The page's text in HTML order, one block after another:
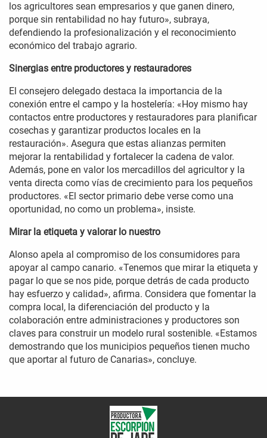
los agricultores sean empresarios y que ganen dinero,
porque sin rentabilidad no hay futuro», subraya,
defendiendo la profesionalización y el reconocimiento
económico del trabajo agrario.
Sinergias entre productores y restauradores
El consejero delegado destaca la importancia de la
conexión entre el campo y la hostelería: «Hoy mismo hay
contactos entre productores y restauradores para planificar
cosechas y garantizar productos locales en la
restauración». Asegura que estas alianzas permiten
mejorar la rentabilidad y fortalecer la cadena de valor.
Además, pone en valor los mercadillos del agricultor y la
venta directa como vías de crecimiento para los pequeños
productores. «El sector primario debe verse como una
oportunidad, no como un problema», insiste.
Mirar la etiqueta y valorar lo nuestro
Alonso apela al compromiso de los consumidores para
apoyar al campo canario. «Tenemos que mirar la etiqueta y
pagar lo que se nos pide, porque detrás de cada producto
hay esfuerzo y calidad», afirma. Considera que fomentar la
compra local, la diferenciación del producto y la
colaboración entre administraciones y productores son
claves para construir un modelo rural sostenible. «Estamos
demostrando que los municipios pequeños tienen mucho
que aportar al futuro de Canarias», concluye.